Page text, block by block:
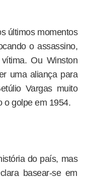
últimos momentos
o assassino,
Ou Winston
uma aliança para
Vargas muito
o golpe em 1954.
do país, mas
basear-se em